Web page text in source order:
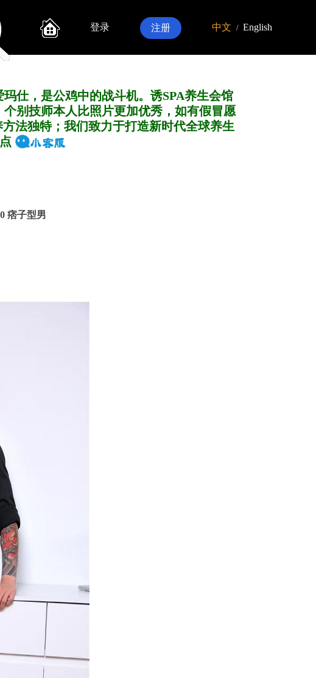
登录 注册 中文 / English
仕，是公鸡中的战斗机。诱SPA养生会馆
别技师本人比照片更加优秀，如有假冒愿
法独特；我们致力于打造新时代全球养生
痞子型男